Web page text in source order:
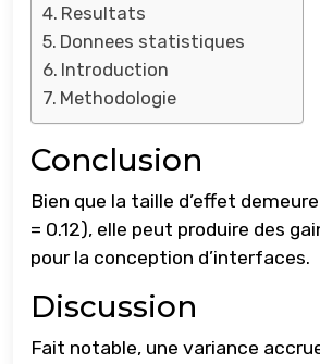
Resultats
Donnees statistiques
Introduction
Methodologie
Conclusion
Bien que la taille d’effet
= 0.12), elle peut produire des
pour la conception d’interfaces.
Discussion
Fait notable, une variance